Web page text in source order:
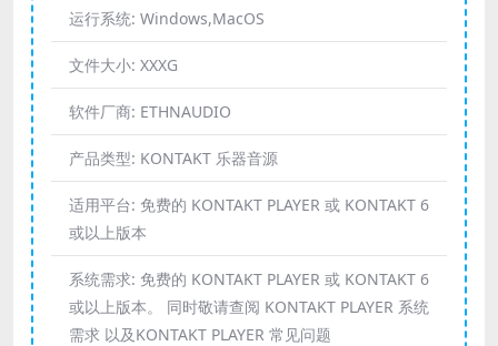
运行系统: Windows,MacOS
文件大小: XXXG
软件厂商: ETHNAUDIO
产品类型: KONTAKT 乐器音源
适用平台: 免费的 KONTAKT PLAYER 或 KONTAKT 6
或以上版本
系统需求: 免费的 KONTAKT PLAYER 或 KONTAKT 6
或以上版本。 同时敬请查阅 KONTAKT PLAYER 系统
需求 以及KONTAKT PLAYER 常见问题